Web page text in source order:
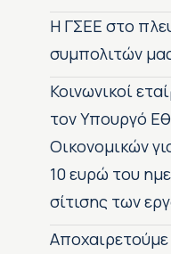
H ΓΣΕΕ στο
συμπολιτών
Κοινωνικοί
τον Υπουργό
Οικονομικών
10 ευρώ του
σίτισης των
Αποχαιρετούμε